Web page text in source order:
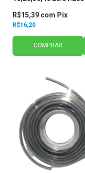
R$16,20
R$15,39 com Pix
COMPRAR